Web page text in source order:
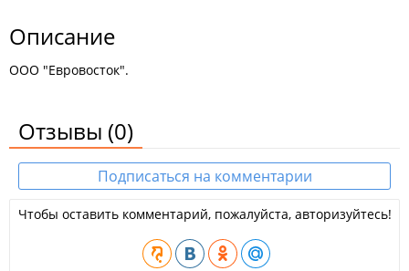
Описание
ООО "Евровосток".
Отзывы (0)
Подписаться на комментарии
Чтобы оставить комментарий, пожалуйста, авторизуйтесь!